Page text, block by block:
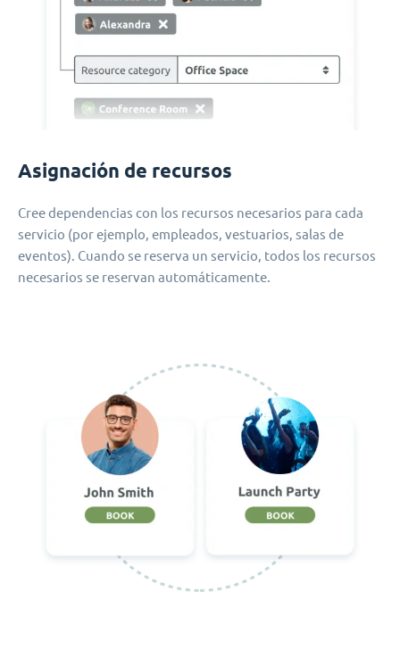
Asignación de recursos
Cree dependencias con los recursos necesarios para cada
servicio (por ejemplo, empleados, vestuarios, salas de
eventos). Cuando se reserva un servicio, todos los recursos
necesarios se reservan automáticamente.